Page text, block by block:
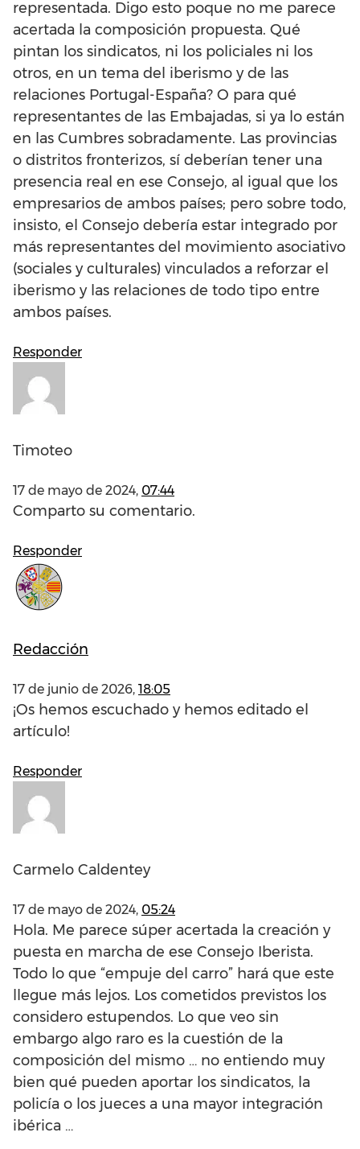
representada. Digo esto poque no me parece
acertada la composición propuesta. Qué
pintan los sindicatos, ni los policiales ni los
otros, en un tema del iberismo y de las
relaciones Portugal-España? O para qué
representantes de las Embajadas, si ya lo están
en las Cumbres sobradamente. Las provincias
o distritos fronterizos, sí deberían tener una
presencia real en ese Consejo, al igual que los
empresarios de ambos países; pero sobre todo,
insisto, el Consejo debería estar integrado por
más representantes del movimiento asociativo
(sociales y culturales) vinculados a reforzar el
iberismo y las relaciones de todo tipo entre
ambos países.
Responder
Timoteo
17 de mayo de 2024, 07:44
Comparto su comentario.
Responder
Redacción
17 de junio de 2026, 18:05
¡Os hemos escuchado y hemos editado el
artículo!
Responder
Carmelo Caldentey
17 de mayo de 2024, 05:24
Hola. Me parece súper acertada la creación y
puesta en marcha de ese Consejo Iberista.
Todo lo que “empuje del carro” hará que este
llegue más lejos. Los cometidos previstos los
considero estupendos. Lo que veo sin
embargo algo raro es la cuestión de la
composición del mismo … no entiendo muy
bien qué pueden aportar los sindicatos, la
policía o los jueces a una mayor integración
ibérica …